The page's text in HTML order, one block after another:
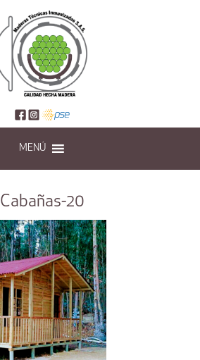
MENÚ
Cabañas-20